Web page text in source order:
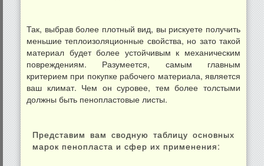
Так, выбрав более плотный вид, вы рискуете получить
меньшие теплоизоляционные свойства, но зато такой
материал будет более устойчивым к механическим
повреждениям. Разумеется, самым главным
критерием при покупке рабочего материала, является
ваш климат. Чем он суровее, тем более толстыми
должны быть пенопластовые листы.
Представим вам сводную таблицу основных
марок пенопласта и сфер их применения: